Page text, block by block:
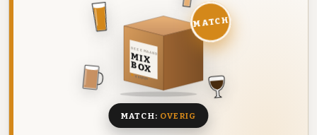
DEZE MAAND
MIX
BOX
8 BIEREN
MATCH
MATCH: OVERIG